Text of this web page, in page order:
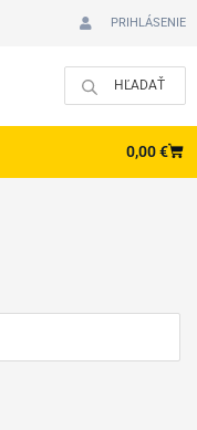
PRIHLÁSENIE
0,00€